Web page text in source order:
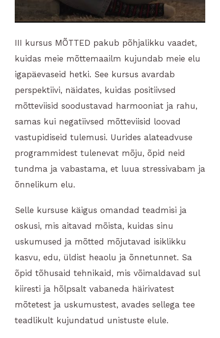
III kursus MÕTTED pakub põhjalikku vaadet,
kuidas meie mõttemaailm kujundab meie elu
igapäevaseid hetki. See kursus avardab
perspektiivi, näidates, kuidas positiivsed
mõtteviisid soodustavad harmooniat ja rahu,
samas kui negatiivsed mõtteviisid loovad
vastupidiseid tulemusi. Uurides alateadvuse
programmidest tulenevat mõju, õpid neid
tundma ja vabastama, et luua stressivabam ja
õnnelikum elu.
Selle kursuse käigus omandad teadmisi ja
oskusi, mis aitavad mõista, kuidas sinu
uskumused ja mõtted mõjutavad isiklikku
kasvu, edu, üldist heaolu ja õnnetunnet. Sa
õpid tõhusaid tehnikaid, mis võimaldavad sul
kiiresti ja hõlpsalt vabaneda häirivatest
mõtetest ja uskumustest, avades sellega tee
teadlikult kujundatud unistuste elule.